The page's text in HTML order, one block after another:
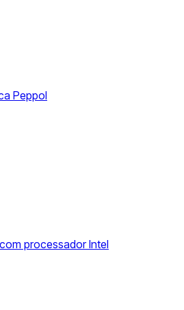
Peppol
processador Intel